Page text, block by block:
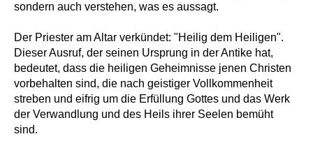
sondern auch verstehen, was es aussagt.
Der Priester am Altar verkündet: "Heilig dem Heiligen".
Dieser Ausruf, der seinen Ursprung in der Antike hat,
bedeutet, dass die heiligen Geheimnisse jenen Christen
vorbehalten sind, die nach geistiger Vollkommenheit
streben und eifrig um die Erfüllung Gottes und das Werk
der Verwandlung und des Heils ihrer Seelen bemüht
sind.